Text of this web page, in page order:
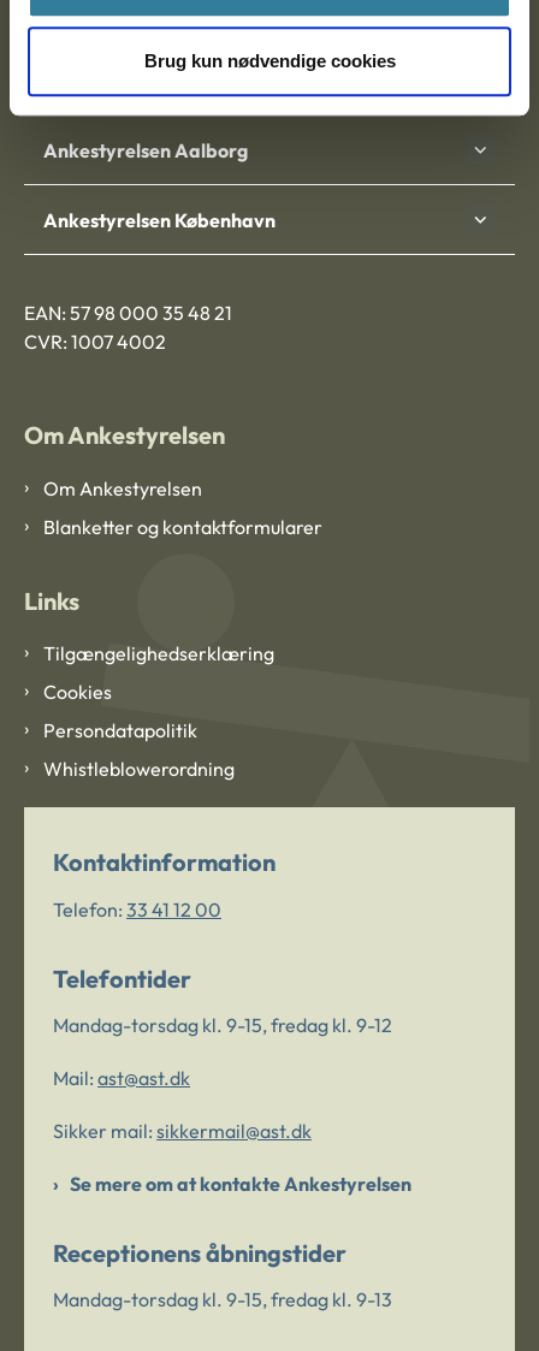
Brug kun nødvendige cookies
Nytorv 7, 2. sal
9000 Aalborg
Ankestyrelsen Aalborg
Ankestyrelsen København
EAN: 57 98 000 35 48 21
CVR: 1007 4002
Om Ankestyrelsen
Om Ankestyrelsen
Blanketter og kontaktformularer
Links
Tilgængelighedserklæring
Cookies
Persondatapolitik
Whistleblowerordning
Kontaktinformation
Telefon: 33 41 12 00
Telefontider
Mandag-torsdag kl. 9-15, fredag kl. 9-12
Mail: ast@ast.dk
Sikker mail: sikkermail@ast.dk
Se mere om at kontakte Ankestyrelsen
Receptionens åbningstider
Mandag-torsdag kl. 9-15, fredag kl. 9-13